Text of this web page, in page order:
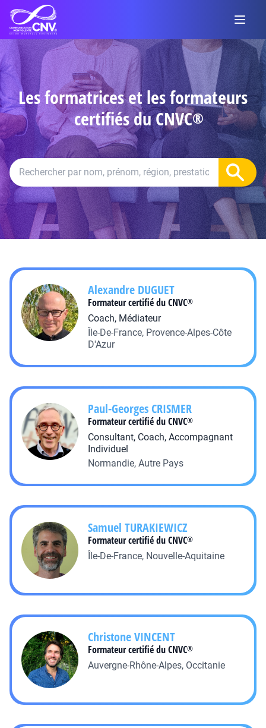
Les formatrices et les formateurs
certifiés du CNVC®
Alexandre DUGUET
Formateur certifié du CNVC®
Coach, Médiateur
Île-De-France, Provence-Alpes-Côte
D'Azur
Paul-GeorgesCRISMER
Formateur certifié du CNVC®
Consultant, Coach, Accompagnant
Individuel
Normandie, Autre Pays
Samuel TURAKIEWICZ
Formateur certifié du CNVC®
Île-De-France, Nouvelle-Aquitaine
ChristoneVINCENT
Formateur certifié du CNVC®
Auvergne-Rhône-Alpes, Occitanie